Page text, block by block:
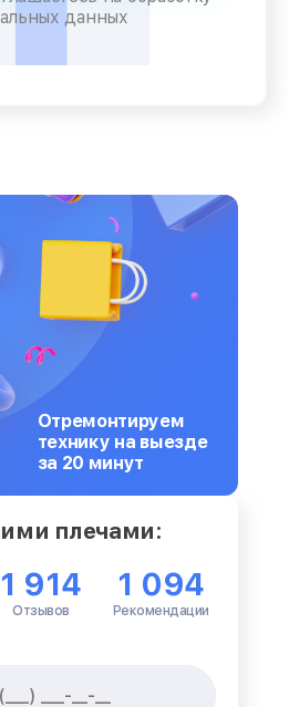
данных
Отремонтируем
технику на выезде
за 20 минут
плечами:
1 914
Отзывов
1 094
Рекомендации